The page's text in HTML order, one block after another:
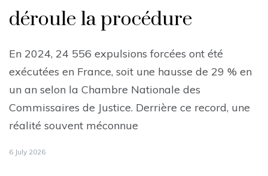
déroule la procédure
En 2024, 24 556 expulsions forcées ont été
exécutées en France, soit une hausse de 29 % en
un an selon la Chambre Nationale des
Commissaires de Justice. Derrière ce record, une
réalité souvent méconnue
6 July 2026